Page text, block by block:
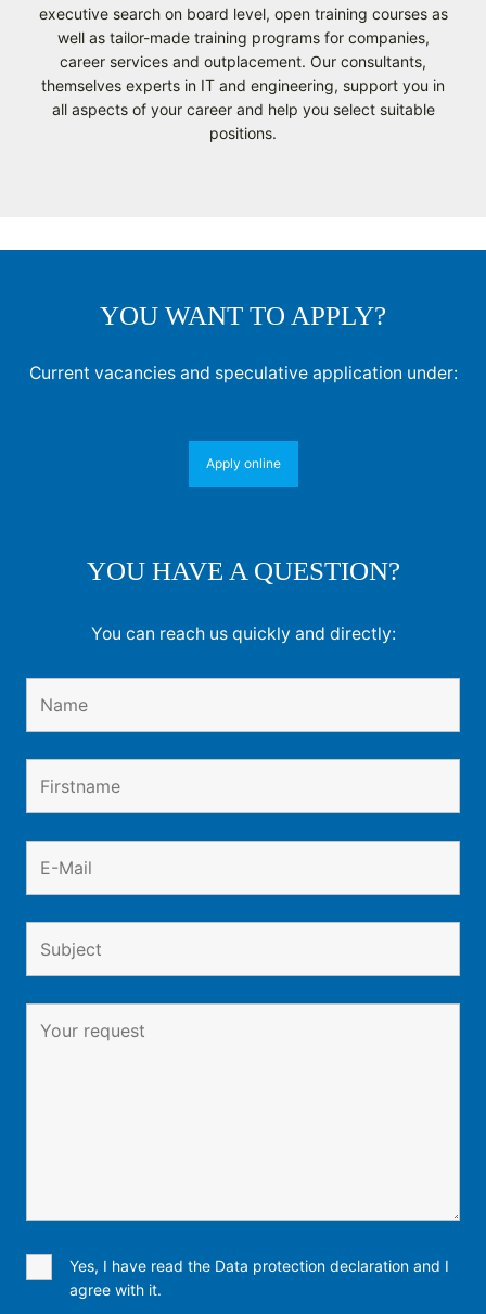
executive search on board level, open training courses as
well as tailor-made training programs for companies,
career services and outplacement. Our consultants,
themselves experts in IT and engineering, support you in
all aspects of your career and help you select suitable
positions.
YOU WANT TO APPLY?
Current vacancies and speculative application under:
Apply online
YOU HAVE A QUESTION?
You can reach us quickly and directly:
Yes, I have read the Data protection declaration and I
agree with it.